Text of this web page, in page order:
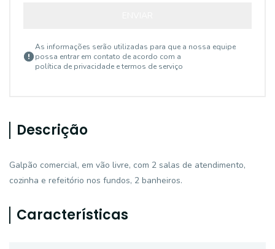
As informações serão utilizadas para que a nossa equipe
possa entrar em contato de acordo com a
política de privacidade e termos de serviço
Descrição
Galpão comercial, em vão livre, com 2 salas de atendimento,
cozinha e refeitório nos fundos, 2 banheiros.
Características